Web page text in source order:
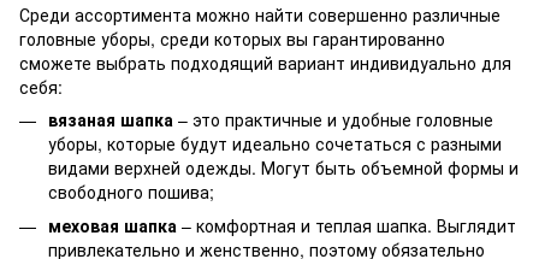
Среди ассортимента можно найти совершенно различные
головные уборы, среди которых вы гарантированно
сможете выбрать подходящий вариант индивидуально для
себя:
вязаная шапка – это практичные и удобные головные
уборы, которые будут идеально сочетаться с разными
видами верхней одежды. Могут быть объемной формы и
свободного пошива;
меховая шапка – комфортная и теплая шапка. Выглядит
привлекательно и женственно, поэтому обязательно